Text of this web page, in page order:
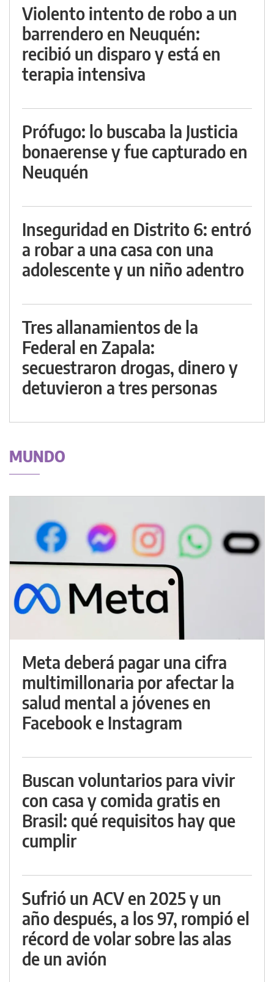
Violento intento de robo a un
barrendero en Neuquén:
recibió un disparo y está en
terapia intensiva
Prófugo: lo buscaba la Justicia
bonaerense y fue capturado en
Neuquén
Inseguridad en Distrito 6: entró
a robar a una casa con una
adolescente y un niño adentro
Tres allanamientos de la
Federal en Zapala:
secuestraron drogas, dinero y
detuvieron a tres personas
MUNDO
Meta deberá pagar una cifra
multimillonaria por afectar la
salud mental a jóvenes en
Facebook e Instagram
Buscan voluntarios para vivir
con casa y comida gratis en
Brasil: qué requisitos hay que
cumplir
Sufrió un ACV en 2025 y un
año después, a los 97, rompió el
récord de volar sobre las alas
de un avión